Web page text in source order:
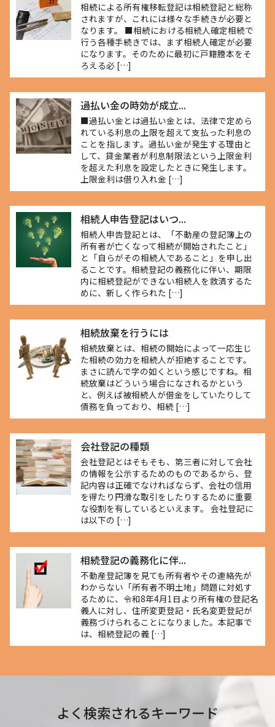
相続による所有権移転登記は相続登記と総称
されますが、これには様々な手続きが必要と
なります。 ■相続における相続人確定相続で
行う各種手続きでは、まず相続人確定が必要
になります。そのために最初に戸籍謄本をそ
ろえる必 […]
過払い金の時効が成立...
■過払い金とは過払い金とは、法律で定めら
れている利息の上限を超えて支払った利息の
ことを指します。過払い金が発生する理由と
して、貸金業者が利息制限法という上限金利
を超えた利息を設定したときに発生します。
上限金利は借り入れ金 […]
相続人申告登記はいつ...
相続人申告登記とは、「不動産の登記簿上の
所有者が亡くなって相続が開始されたこと」
と「自らがその相続人であること」を申し出
ることです。相続登記の義務化に伴い、期限
内に相続登記ができない相続人を救済するた
めに、新しく作られた […]
相続放棄を行うには
相続放棄とは、相続の開始によって一応生じ
た相続の効力を相続人が拒絶することです。
まさに読んで字の如くという感じですね。相
続放棄はどういう場合になされるかという
と、例えば被相続人が借金をしていたりして
債務を負っており、相続 […]
会社登記の種類
会社登記とはそもそも、第三者に対して会社
の情報を公示するためのものであるから、登
記内容は正確でなければならず、会社の信用
を得たり円滑な取引をしたりするために重要
な役割を有しているといえます。 会社登記に
は以下の […]
相続登記の義務化に伴...
不動産登記簿を見ても所有者やその連絡先が
わからない「所有者不明土地」問題に対処す
るために、令和8年4月1日より所有権の登記名
義人に対し、住所変更登記・氏名変更登記が
義務づけられることになりました。本記事で
は、相続登記の義 […]
よく検索されるキーワード